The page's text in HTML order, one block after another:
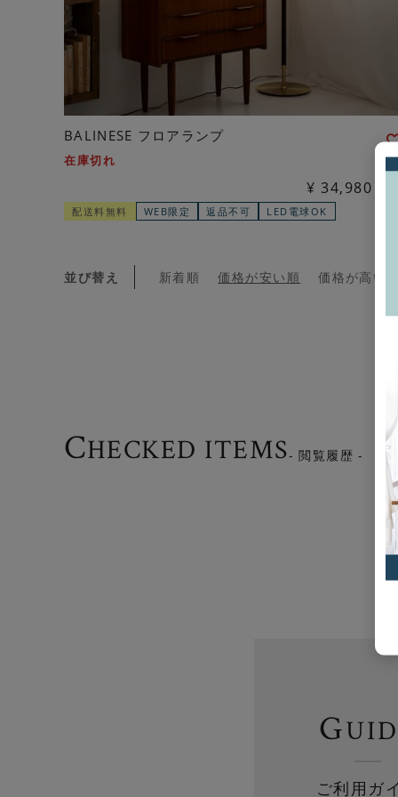
BALINESE フロアランプ
在庫切れ
¥ 34,980
配送料無料
WEB限定 返品不可 LED電球OK
並び替え 新着順 価格が安い順 価格が高い
CHECKED ITEMS- 閲覧履歴 -
G
ご利用ガ